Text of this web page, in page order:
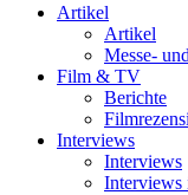
Artikel
Artikel
Messe-
Film & TV
Berichte
Interviews
Interviews
Interviews